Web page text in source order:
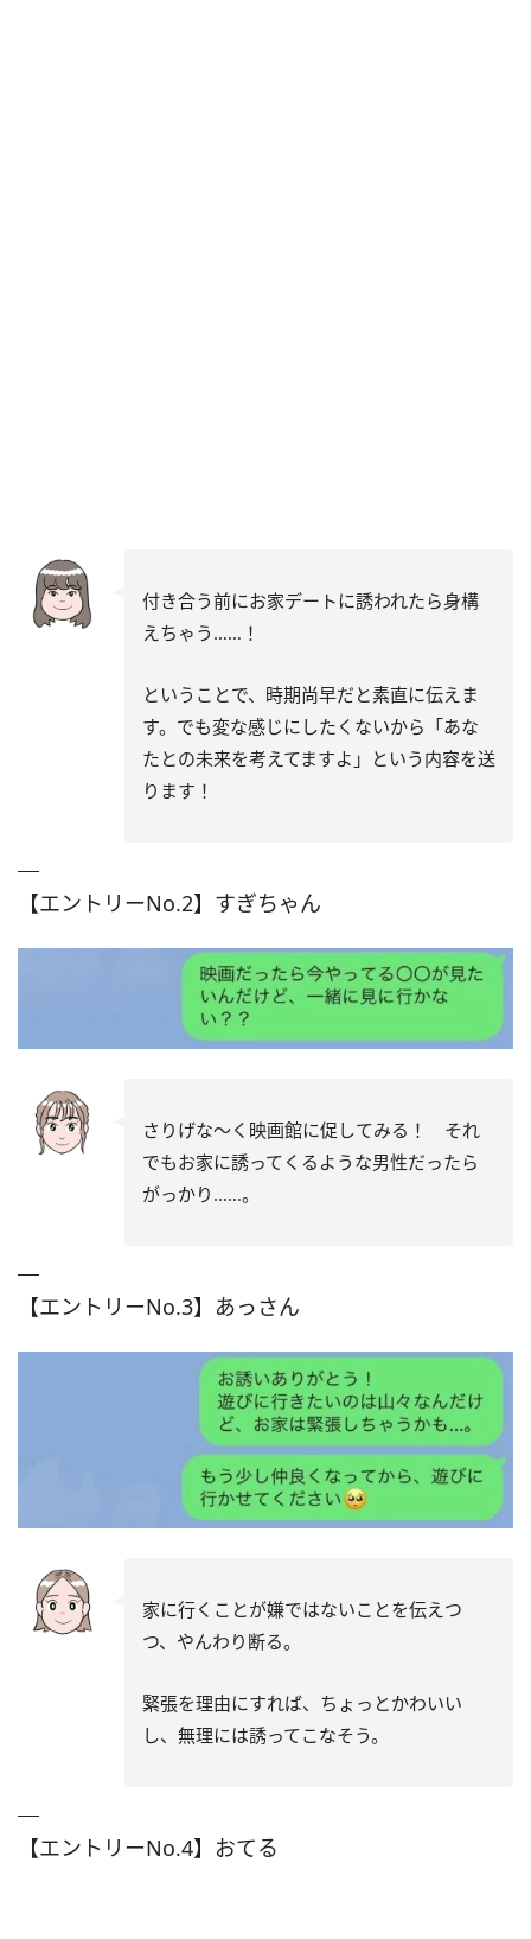
付き合う前にお家デートに誘われたら身構
えちゃう……！
ということで、時期尚早だと素直に伝えま
す。でも変な感じにしたくないから「あな
たとの未来を考えてますよ」という内容を送
ります！
【エントリーNo.2】すぎちゃん
さりげな～く映画館に促してみる！ それ
でもお家に誘ってくるような男性だったら
がっかり……。
【エントリーNo.3】あっさん
家に行くことが嫌ではないことを伝えつ
つ、やんわり断る。
緊張を理由にすれば、ちょっとかわいい
し、無理には誘ってこなそう。
【エントリーNo.4】おてる